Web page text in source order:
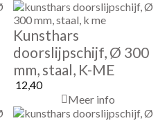
Kunsthars
doorslijpschijf, Ø 300
mm, staal, K-ME
12,40
Meer info